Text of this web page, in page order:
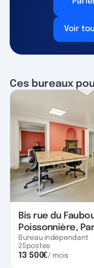
Voir
Ces bureaux
Bis rue du
Poissonnière,
Bureau indépendant
25postes
13 500€/ mois